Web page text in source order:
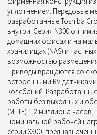
уплотнением. Передовые
разработанные Toshiba
внутри. Серия N300
домашних офисах и на
хранилищах (NAS) и
возможностью
Приводы вращаются со
встроенными RV-
колебаний.
работы без выходных и
(MTTF) 1,2 миллиона
номинальной рабочей
серии X300,